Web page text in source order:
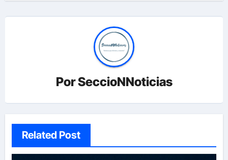
PorSeccioNNoticias
Related Post